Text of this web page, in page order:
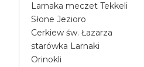
Larnaka meczet Tekkeli
Słone Jezioro
Cerkiew św. Łazarza
starówka Larnaki
Orinokli